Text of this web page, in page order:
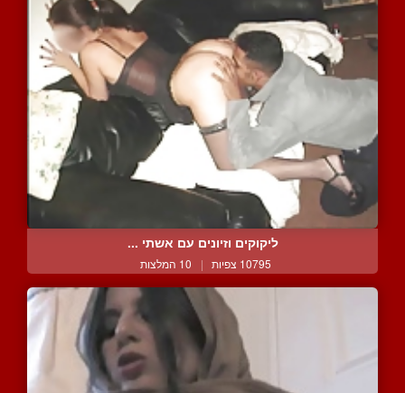
ליקוקים וזיונים עם אשתי ...
10795 צפיות | 10 המלצות